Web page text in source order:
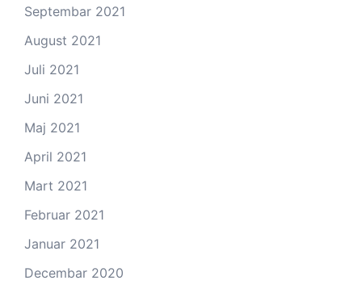
Septembar 2021
August 2021
Juli 2021
Juni 2021
Maj 2021
April 2021
Mart 2021
Februar 2021
Januar 2021
Decembar 2020